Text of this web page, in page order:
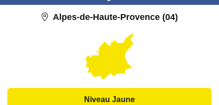
Alpes-de-Haute-Provence (04)
Niveau Jaune